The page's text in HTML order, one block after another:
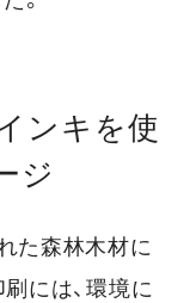
ンキを使
ジ
た森林木材に
刷には、環境に